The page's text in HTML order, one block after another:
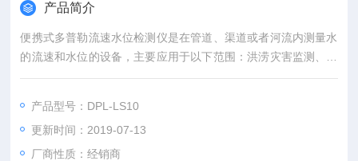
产品简介
便携式多普勒流速水位检测仪是在管道、渠道或者河流内测量水
的流速和水位的设备，主要应用于以下范围：洪涝灾害监测、污
水排放、天然的河溪、市政给排水、灌溉流程监测、河口的研
测、江河流域监测等环境中。
产品型号：DPL-LS10
更新时间：2019-07-13
厂商性质：经销商